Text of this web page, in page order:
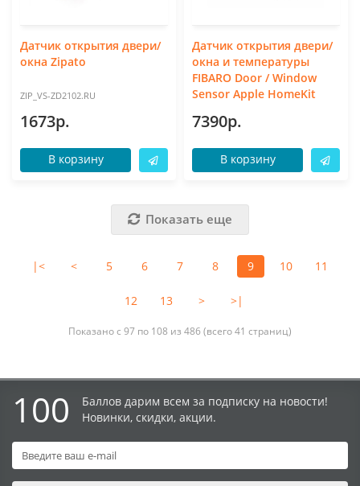
Датчик открытия двери/
окна Zipato
ZIP_VS-ZD2102.RU
1673р.
В корзину
Датчик открытия двери/
окна и температуры
FIBARO Door / Window
Sensor Apple HomeKit
7390р.
В корзину
Показать еще
|< < 5 6 7 8 9 10 11
12 13 > >|
Показано с 97 по 108 из 486 (всего 41 страниц)
100
Баллов дарим всем за подписку на новости!
Новинки, скидки, акции.